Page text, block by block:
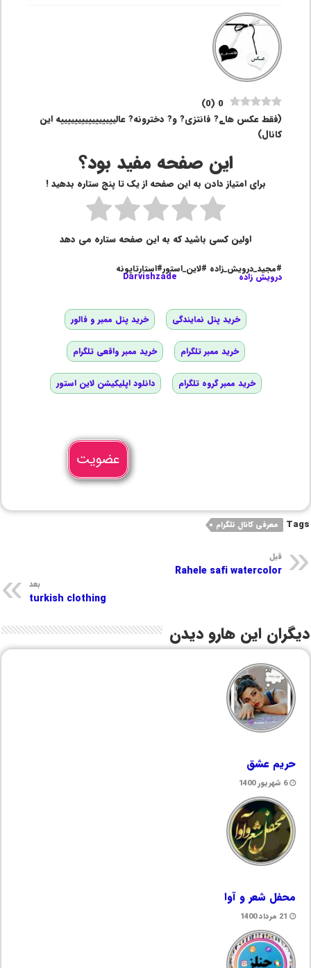
0
(
0
)
(فقط عکس هاے? فانتزی? و? دخترونه? عالییییییییییییییییه این
کا‌‍‌نال)
این صفحه مفید بود؟
برای امتیاز دادن به این صفحه از یک تا پنج ستاره بدهید !
اولین کسی باشید که به این صفحه ستاره می دهد
#مجید_درویش_زاده #لاین_استور#استارتاپونه
درویش زاده Darvishzade
خرید پنل نمایندگی خرید پنل ممبر و فالور
خرید ممبر تلگرام خرید ممبر واقعی تلگرام
خرید ممبر گروه تلگرام دانلود اپلیکیشن لاین استور
عضویت
Tags معرفی کانال تلگرام
قبل
Rahele safi watercolor
بعد
turkish clothing
دیگران این هارو دیدن
حریم عشق
6 شهریور 1400
محفل شعر و آوا
21 مرداد 1400